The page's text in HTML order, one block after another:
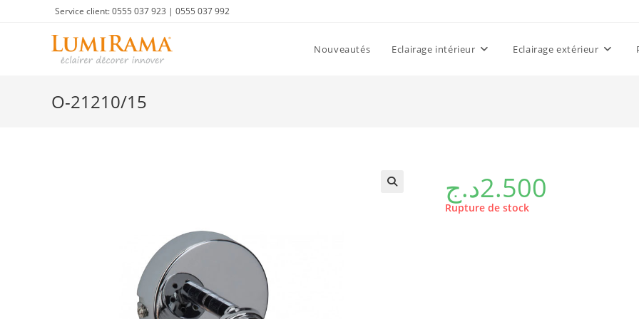
Service client: 0555 037 923 | 0555 037 992
Nouveautés Eclairage intérieur Eclairage extérieur
O-21210/15
2.500د.ج
Rupture de stock